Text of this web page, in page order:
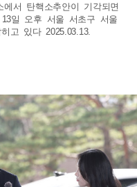
서 탄핵소추안이 기각되면
일 오후 서울 서초구 서울
고 있다 2025.03.13.